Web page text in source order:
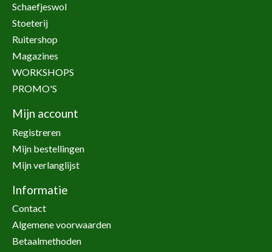
Schaefjeswol
Stoeterij
Ruitershop
Magazines
WORKSHOPS
PROMO'S
Mijn account
Registreren
Mijn bestellingen
Mijn verlanglijst
Informatie
Contact
Algemene voorwaarden
Betaalmethoden